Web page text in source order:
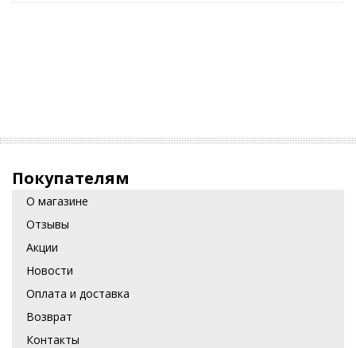
Покупателям
О магазине
Отзывы
Акции
Новости
Оплата и доставка
Возврат
Контакты